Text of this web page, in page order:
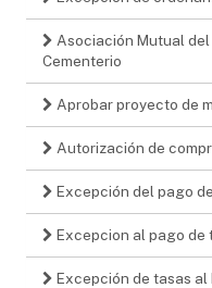
Asociación Mutual
Cementerio
Aprobar proyecto de
Autorización de
Excepción del pago
Excepcion al pago de
Excepción de tasas al